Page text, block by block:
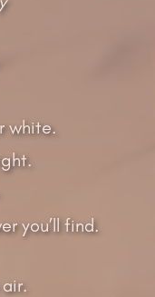
white.
you’ll find.